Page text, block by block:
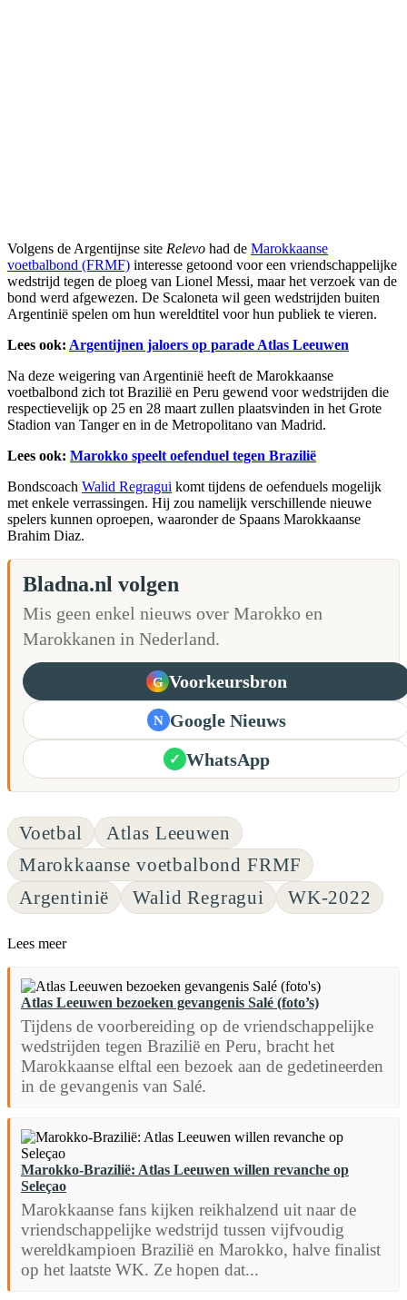
Volgens de Argentijnse site Relevo had de Marokkaanse
voetbalbond (FRMF) interesse getoond voor een vriendschappelijke
wedstrijd tegen de ploeg van Lionel Messi, maar het verzoek van de
bond werd afgewezen. De Scaloneta wil geen wedstrijden buiten
Argentinië spelen om hun wereldtitel voor hun publiek te vieren.
Lees ook: Argentijnen jaloers op parade Atlas Leeuwen
Na deze weigering van Argentinië heeft de Marokkaanse
voetbalbond zich tot Brazilië en Peru gewend voor wedstrijden die
respectievelijk op 25 en 28 maart zullen plaatsvinden in het Grote
Stadion van Tanger en in de Metropolitano van Madrid.
Lees ook: Marokko speelt oefenduel tegen Brazilië
Bondscoach Walid Regragui komt tijdens de oefenduels mogelijk
met enkele verrassingen. Hij zou namelijk verschillende nieuwe
spelers kunnen oproepen, waaronder de Spaans Marokkaanse
Brahim Diaz.
Bladna.nl volgen
Mis geen enkel nieuws over Marokko en
Marokkanen in Nederland.
G Voorkeursbron
N Google Nieuws
✓ WhatsApp
Voetbal
Atlas Leeuwen
Marokkaanse voetbalbond FRMF
Argentinië
Walid Regragui WK-2022
Lees meer
Atlas Leeuwen bezoeken gevangenis Salé (foto’s)
Tijdens de voorbereiding op de vriendschappelijke
wedstrijden tegen Brazilië en Peru, bracht het
Marokkaanse elftal een bezoek aan de gedetineerden
in de gevangenis van Salé.
Marokko-Brazilië: Atlas Leeuwen willen revanche op
Seleçao
Marokkaanse fans kijken reikhalzend uit naar de
vriendschappelijke wedstrijd tussen vijfvoudig
wereldkampioen Brazilië en Marokko, halve finalist
op het laatste WK. Ze hopen dat...